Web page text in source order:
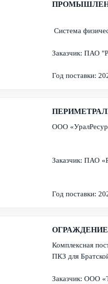
Система
Заказчик: ПАО
Год поставки:
ООО
Заказчик: ПАО
Год поставки:
Комплексная
ПКЗ для
Заказчик: ООО